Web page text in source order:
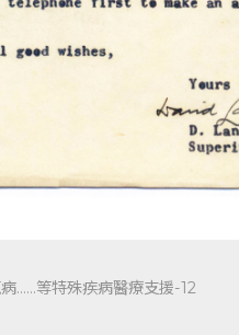
……等特殊疾病醫療支援-12